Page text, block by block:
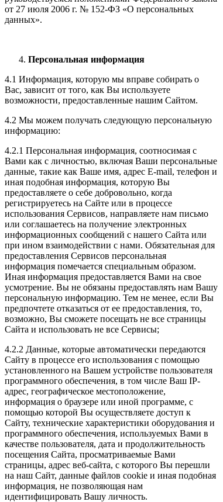
от 27 июля 2006 г. № 152-ФЗ «О персональных
данных».
Персональная информация
4.1 Информация, которую мы вправе собирать о
Вас, зависит от того, как Вы используете
возможности, предоставленные нашим Сайтом.
4.2 Мы можем получать следующую персональную
информацию:
4.2.1 Персональная информация, соотносимая с
Вами как с личностью, включая Ваши персональные
данные, такие как Ваше имя, адрес E-mail, телефон и
иная подобная информация, которую Вы
предоставляете о себе добровольно, когда
регистрируетесь на Сайте или в процессе
использования Сервисов, направляете нам письмо
или соглашаетесь на получение электронных
информационных сообщений с нашего Сайта или
при ином взаимодействии с нами. Обязательная для
предоставления Сервисов персональная
информация помечается специальным образом.
Иная информация предоставляется Вами на свое
усмотрение. Вы не обязаны предоставлять нам Вашу
персональную информацию. Тем не менее, если Вы
предпочтете отказаться от ее предоставления, то,
возможно, Вы сможете посещать не все страницы
Сайта и использовать не все Сервисы;
4.2.2 Данные, которые автоматически передаются
Сайту в процессе его использования с помощью
установленного на Вашем устройстве пользователя
программного обеспечения, в том числе Ваш IP-
адрес, географическое местоположение,
информация о браузере или иной программе, с
помощью которой Вы осуществляете доступ к
Сайту, технические характеристики оборудования и
программного обеспечения, используемых Вами в
качестве пользователя, дата и продолжительность
посещения Сайта, просматриваемые Вами
страницы, адрес веб-сайта, с которого Вы перешли
на наш Сайт, данные файлов cookie и иная подобная
информация, не позволяющая нам
идентифицировать Вашу личность.